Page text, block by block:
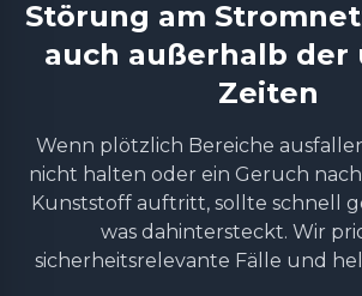
Störung am
auch außerhalb der
Zeiten
Wenn plötzlich Bereiche
nicht halten oder ein Geruch
Kunststoff auftritt, sollte schnell
was dahintersteckt. Wir
sicherheitsrelevante Fälle und